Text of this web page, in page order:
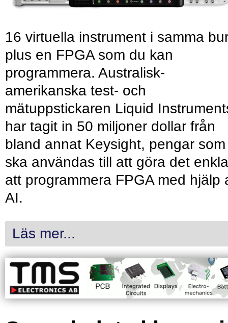
16 virtuella instrument i samma
plus en FPGA som du kan
programmera. Australisk-
amerikanska test- och
mätuppstickaren Liquid
har tagit in 50 miljoner dollar från
bland annat Keysight, pengar som
ska användas till att göra det
att programmera FPGA med hjälp
AI.
Läs mer...